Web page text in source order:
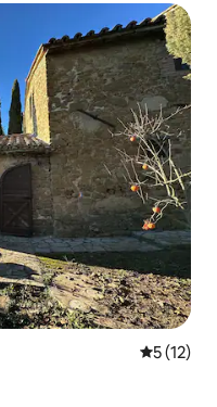
Prosječna
5 (12)